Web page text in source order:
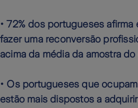
• 72% dos portugueses
fazer uma reconversão
acima da média da amostra
• Os portugueses que
estão mais dispostos a